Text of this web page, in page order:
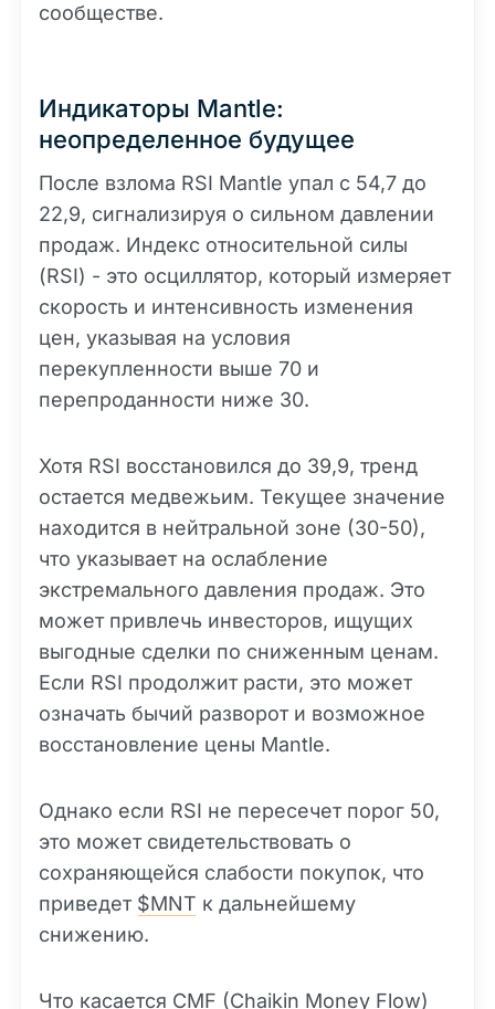
сообществе.
Индикаторы Mantle:
неопределенное будущее
После взлома RSI Mantle упал с 54,7 до
22,9, сигнализируя о сильном давлении
продаж. Индекс относительной силы
(RSI) - это осциллятор, который измеряет
скорость и интенсивность изменения
цен, указывая на условия
перекупленности выше 70 и
перепроданности ниже 30.
Хотя RSI восстановился до 39,9, тренд
остается медвежьим. Текущее значение
находится в нейтральной зоне (30-50),
что указывает на ослабление
экстремального давления продаж. Это
может привлечь инвесторов, ищущих
выгодные сделки по сниженным ценам.
Если RSI продолжит расти, это может
означать бычий разворот и возможное
восстановление цены Mantle.
Однако если RSI не пересечет порог 50,
это может свидетельствовать о
сохраняющейся слабости покупок, что
приведет $MNT к дальнейшему
снижению.
Что касается CMF (Chaikin Money Flow)